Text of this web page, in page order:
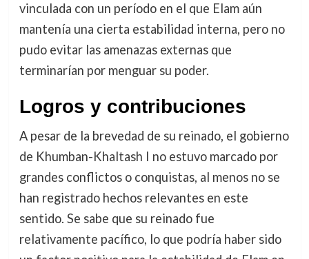
vinculada con un período en el que Elam aún
mantenía una cierta estabilidad interna, pero no
pudo evitar las amenazas externas que
terminarían por menguar su poder.
Logros y contribuciones
A pesar de la brevedad de su reinado, el gobierno
de Khumban-Khaltash I no estuvo marcado por
grandes conflictos o conquistas, al menos no se
han registrado hechos relevantes en este
sentido. Se sabe que su reinado fue
relativamente pacífico, lo que podría haber sido